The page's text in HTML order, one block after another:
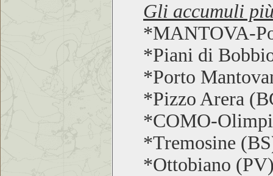
Gli accumuli
*MANTOVA-
*Piani di
*Porto
*Pizzo Arera
*COMO-
*Tremosine
*Ottobiano